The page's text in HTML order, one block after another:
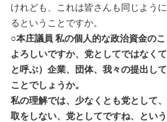
けれども、これは皆さんも同じよう
るということですか。
○本庄議員 私の個人的な政治資金の
よろしいですか、党としてではなく
と呼ぶ）企業、団体、我々の提出し
ことでしょうか。
私の理解では、少なくとも党として
取をしない、党としてですね、とい